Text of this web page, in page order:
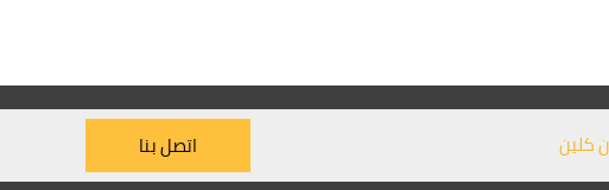
كلين اتصل بنا